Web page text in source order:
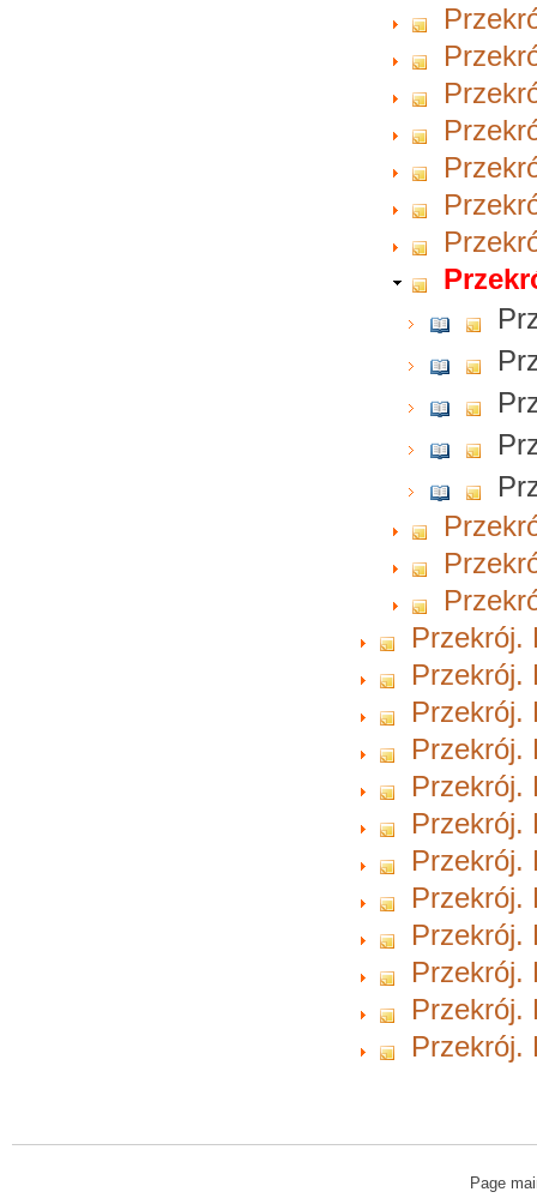
Przekrój.
Przekrój.
Przekrój.
Przekrój.
Przekrój.
Przekrój.
Przekrój.
Przekrój.
Przekrój.
Przekrój.
Przekrój.
Przekrój.
Page